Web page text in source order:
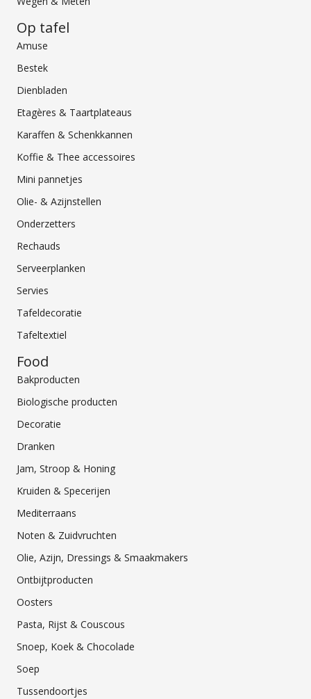
Op tafel
Amuse
Bestek
Dienbladen
Etagères & Taartplateaus
Karaffen & Schenkkannen
Koffie & Thee accessoires
Mini pannetjes
Olie- & Azijnstellen
Onderzetters
Rechauds
Serveerplanken
Servies
Tafeldecoratie
Tafeltextiel
Food
Bakproducten
Biologische producten
Decoratie
Dranken
Jam, Stroop & Honing
Kruiden & Specerijen
Mediterraans
Noten & Zuidvruchten
Olie, Azijn, Dressings & Smaakmakers
Ontbijtproducten
Oosters
Pasta, Rijst & Couscous
Snoep, Koek & Chocolade
Soep
Tussendoortjes